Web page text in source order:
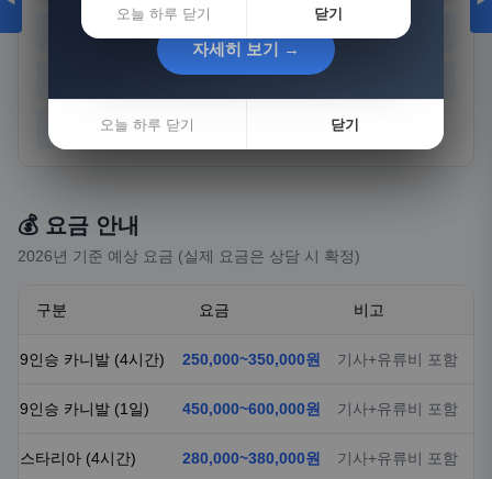
경기 충남
전남 경북
💰 요금 안내
2026년 기준 예상 요금 (실제 요금은 상담 시 확정)
구분 요금 비고
9인승 카니발 (4시간) 250,000~350,000원 기사+유류비 포함
9인승 카니발 (1일) 450,000~600,000원 기사+유류비 포함
스타리아 (4시간) 280,000~380,000원 기사+유류비 포함
오늘 하루 닫기 닫기
자세히 보기 →
오늘 하루 닫기 닫기
자세히 보기 →
오늘 하루 닫기 닫기